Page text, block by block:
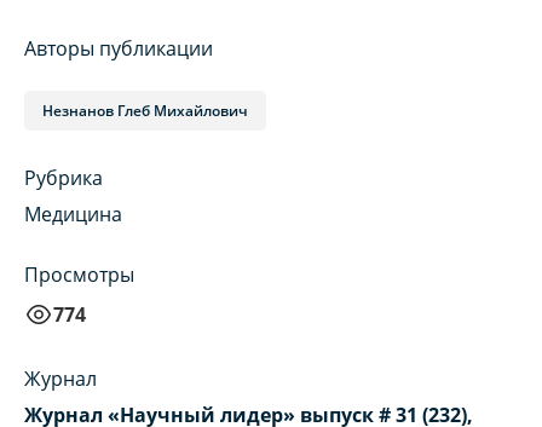
Авторы публикации
Незнанов Глеб Михайлович
Рубрика
Медицина
Просмотры
774
Журнал
Журнал «Научный лидер» выпуск # 31 (232),